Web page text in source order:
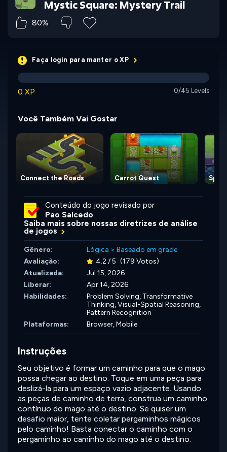
Mystic Square: Mystery Trail
80%
Faça login para manter o XP
0 XP 0/45 Levels
Você Também Vai Gostar
Connect the Roads Carrot Quest
Conteúdo do jogo revisado por
Pao Salcedo
Saiba mais sobre nossas diretrizes de análise
de jogos
Gênero: Lógica > Baseado em grade
Avaliação:
4.2 / 5 (179 Votos)
Atualizada:
Jul 15, 2026
Liberar:
Apr 14, 2026
Habilidades:
Problem Solving, Transformative
Thinking,Visual-Spatial Reasoning,
Pattern Recognition
Plataformas:
Browser, Mobile
Instruções
Seu objetivo é formar um caminho para que o mago
possa chegar ao destino. Toque em uma peça para
deslizá-la para um espaço vazio adjacente. Usando
as peças de caminho de terra, construa um caminho
contínuo do mago até o destino. Se quiser um
desafio maior, tente coletar pergaminhos mágicos
pelo caminho! Basta conectar o caminho com o
pergaminho ao caminho do mago até o destino.